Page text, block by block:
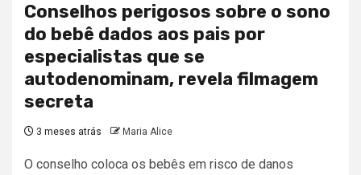
Conselhos perigosos sobre o sono
do bebê dados aos pais por
especialistas que se
autodenominam, revela filmagem
secreta
3 meses atrás Maria Alice
O conselho coloca os bebês em risco de danos